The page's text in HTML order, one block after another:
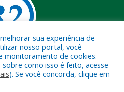
para prefeituras!
onde garantimos em
das
sua experiência de
nosso portal, você
monitoramento de cookies.
como isso é feito, acesse
). Se você concorda, clique em